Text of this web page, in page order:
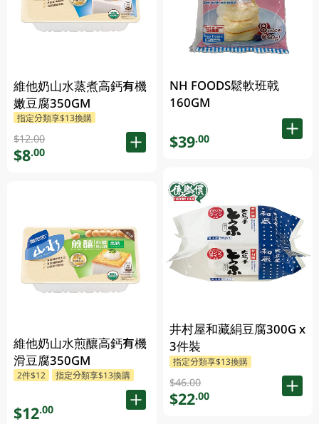
維他奶山水蒸煮高鈣有機
嫩豆腐350GM
指定分類享$13換購
$12.00
$8.00
維他奶山水煎釀高鈣有機
滑豆腐350GM
2件$12 指定分類享$13換購
$12.00
NH FOODS鬆軟班戟
160GM
$39.00
井村屋和藏絹豆腐300G x
3件裝
指定分類享$13換購
$46.00
$22.00